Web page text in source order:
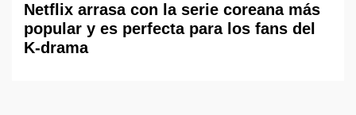
Netflix arrasa con la serie coreana más
popular y es perfecta para los fans del
K-drama